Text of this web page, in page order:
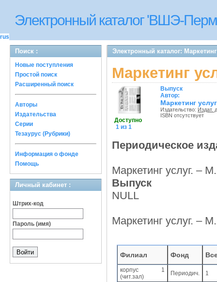
Электронный каталог 'ВШЭ-
rus
Поиск :
Новые поступления
Простой поиск
Расширенный поиск
Авторы
Издательства
Серии
Тезаурус (Рубрики)
Информация о фонде
Помощь
Личный кабинет :
Штрих-код
Пароль (имя)
Электронный каталог: Маркетинг
Маркетинг
Доступно
1 из 1
Выпуск
Автор:
Маркетинг
Издательство: Издат.
ISBN отсутствует
Периодическое
Маркетинг услуг. –
Выпуск
NULL
Маркетинг услуг. –
Филиал Фонд
корпус 1
(чит.зал)
Периодич. 1